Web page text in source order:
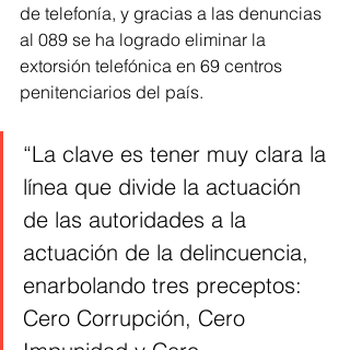
de telefonía, y gracias a las denuncias
al 089 se ha logrado eliminar la
extorsión telefónica en 69 centros
penitenciarios del país.
“La clave es tener muy clara la
línea que divide la actuación
de las autoridades a la
actuación de la delincuencia,
enarbolando tres preceptos:
Cero Corrupción, Cero